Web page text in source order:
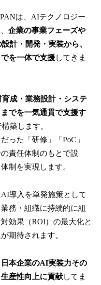
は、AIテクノロジー
企業の事業フェーズや
計・開発・実装から、
を一体で支援してきま
育成・業務設計・システ
でを一気通貫で支援す
築します。
った「研修」「PoC」
責任体制のもとで設
制を実現します。
導入を単発施策として
務・組織に持続的に組
効果（ROI）の最大化と
期待されます。
日本企業のAI実装力その
産性向上に貢献してま